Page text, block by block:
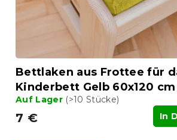
Bettlaken aus Frottee für
Kinderbett Gelb 60x120 cm
Auf Lager (>10 Stücke)
7 € In